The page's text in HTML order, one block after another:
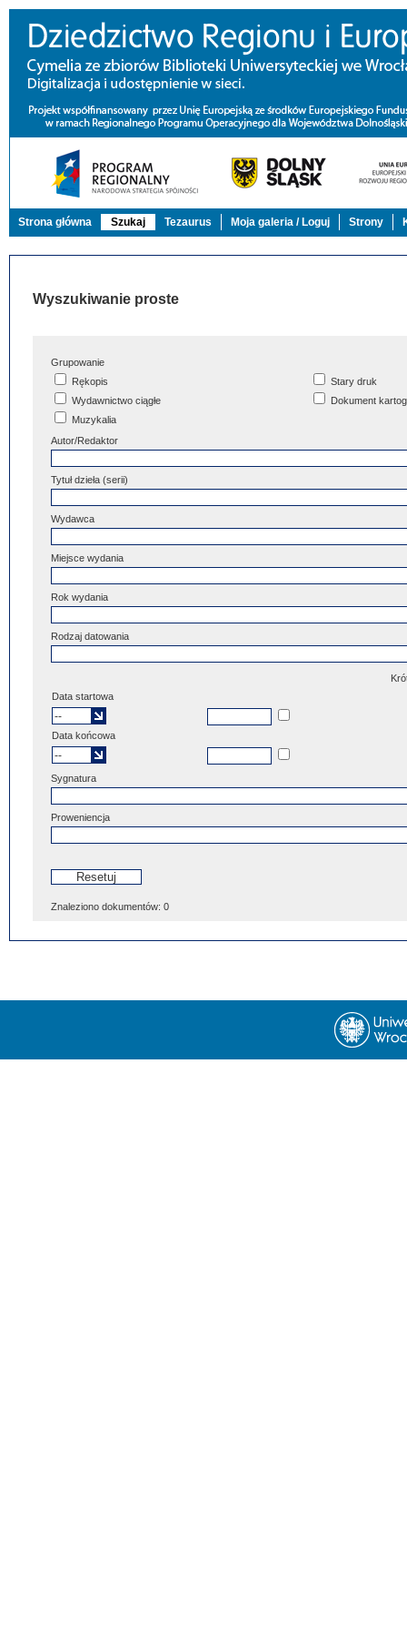
Strona główna Szukaj Tezaurus Moja galeria / Loguj Strony
Wyszukiwanie proste
Grupowanie
Rękopis
Stary druk
Wydawnictwo ciągłe
Dokument
Muzykalia
Autor/Redaktor
Tytuł dzieła (serii)
Wydawca
Miejsce wydania
Rok wydania
Rodzaj datowania
Data startowa
Data końcowa
Sygnatura
Proweniencja
Znaleziono dokumentów: 0